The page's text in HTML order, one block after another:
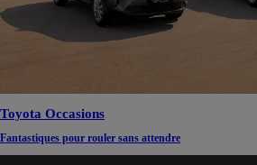
Toyota Occasions
Fantastiques pour rouler sans attendre